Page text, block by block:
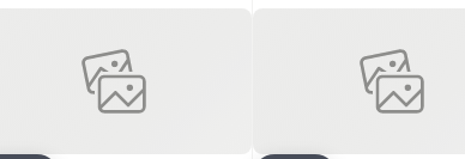
O centro do Porto localiza-se a 80
e cafés. O Aeroporto Internacional do Porto
de/para o aeroporto encontra-se disponível,